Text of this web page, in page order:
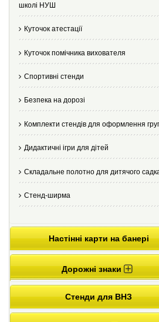
школі НУШ
Куточок атестації
Куточок помічника вихователя
Спортивні стенди
Безпека на дорозі
Комплекти стендів для оформлення
Дидактичні ігри для дітей
Складальне полотно для дитячого
Стенд-ширма
Настінні карти на банері
Дорожні знаки
Стенди для ВНЗ